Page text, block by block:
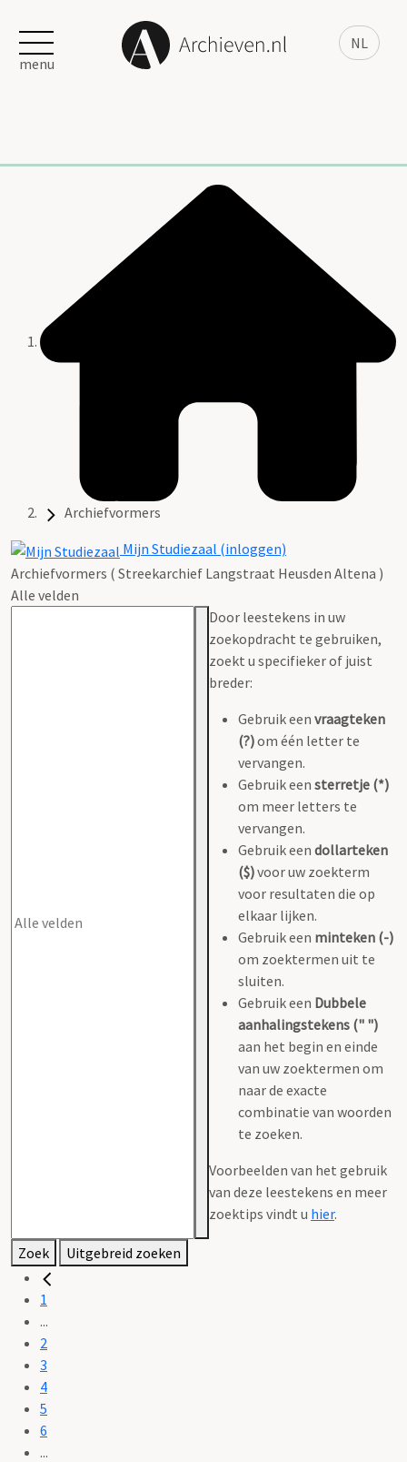
NL
menu
Archiefvormers
Mijn Studiezaal (inloggen)
Archiefvormers ( Streekarchief Langstraat Heusden Altena )
Alle velden
Door leestekens in uw
zoekopdracht te gebruiken,
zoekt u specifieker of juist
breder:
Gebruik een vraagteken
(?)om één letter te
vervangen.
Gebruik een sterretje (*)
om meer letters te
vervangen.
Gebruik een dollarteken
($)voor uw zoekterm
voor resultaten die op
elkaar lijken.
Gebruik een minteken (-)
om zoektermen uit te
sluiten.
Gebruik een Dubbele
aanhalingstekens (" ")
aan het begin en einde
van uw zoektermen om
naar de exacte
combinatie van woorden
te zoeken.
Voorbeelden van het gebruik
van deze leestekens en meer
zoektips vindt u hier.
Zoek Uitgebreid zoeken
1
...
2
3
4
5
6
...